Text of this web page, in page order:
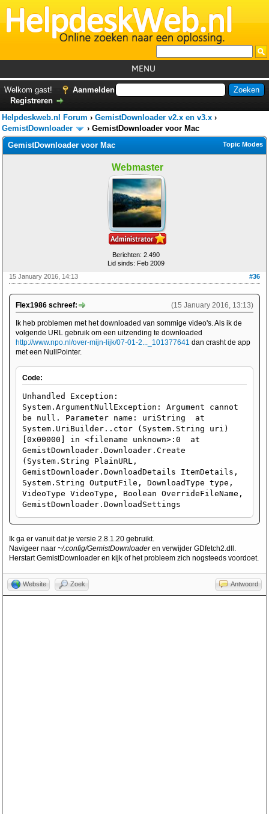
MENU
Foutcodes
GemistDownloader
Forum
Welkom gast!
Aanmelden
Registreren
Helpdeskweb.nl Forum › GemistDownloader v2.x en v3.x ›
GemistDownloader
› GemistDownloader voor Mac
Topic Modes
GemistDownloader voor Mac
Webmaster
Berichten: 2.490
Lid sinds: Feb 2009
#36
15 January 2016, 14:13
(15 January 2016, 13:13)
Flex1986 schreef:
Ik heb problemen met het downloaded van sommige video's. Als ik de
volgende URL gebruik om een uitzending te downloaded
http://www.npo.nl/over-mijn-lijk/07-01-2..._101377641 dan crasht de app
met een NullPointer.
Code:
Unhandled Exception:
System.ArgumentNullException: Argument cannot
be null. Parameter name: uriString at
System.UriBuilder..ctor (System.String uri)
[0x00000] in <filename unknown>:0 at
GemistDownloader.Downloader.Create
(System.String PlainURL,
GemistDownloader.DownloadDetails ItemDetails,
System.String OutputFile, DownloadType type,
VideoType VideoType, Boolean OverrideFileName,
GemistDownloader.DownloadSettings
DownloadSettings) [0x00000] in <filename
unknown>:0 at MainWindow+
<DownloadButtonClick>d__25.MoveNext ()
[0x00000] in <filename unknown>:0 --- End of
stack trace from previous location where
System.Runtime.ExceptionServices.ExceptionDisp
atchInfo.Throw () [0x00000] in <filename
Ik ga er vanuit dat je versie 2.8.1.20 gebruikt.
Navigeer naar ~/.config/GemistDownloaderen verwijder GDfetch2.dll.
Herstart GemistDownloader en kijk of het probleem zich nogsteeds voordoet.
Website Zoek Antwoord